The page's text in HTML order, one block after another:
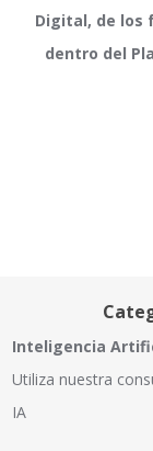
Digital, de los
dentro del
Inteligencia
Utiliza nuestra
IA